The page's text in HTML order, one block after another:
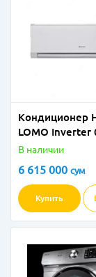
Кондиционер
LOMO Inverter
В наличии
6 615 000 сум
Купить